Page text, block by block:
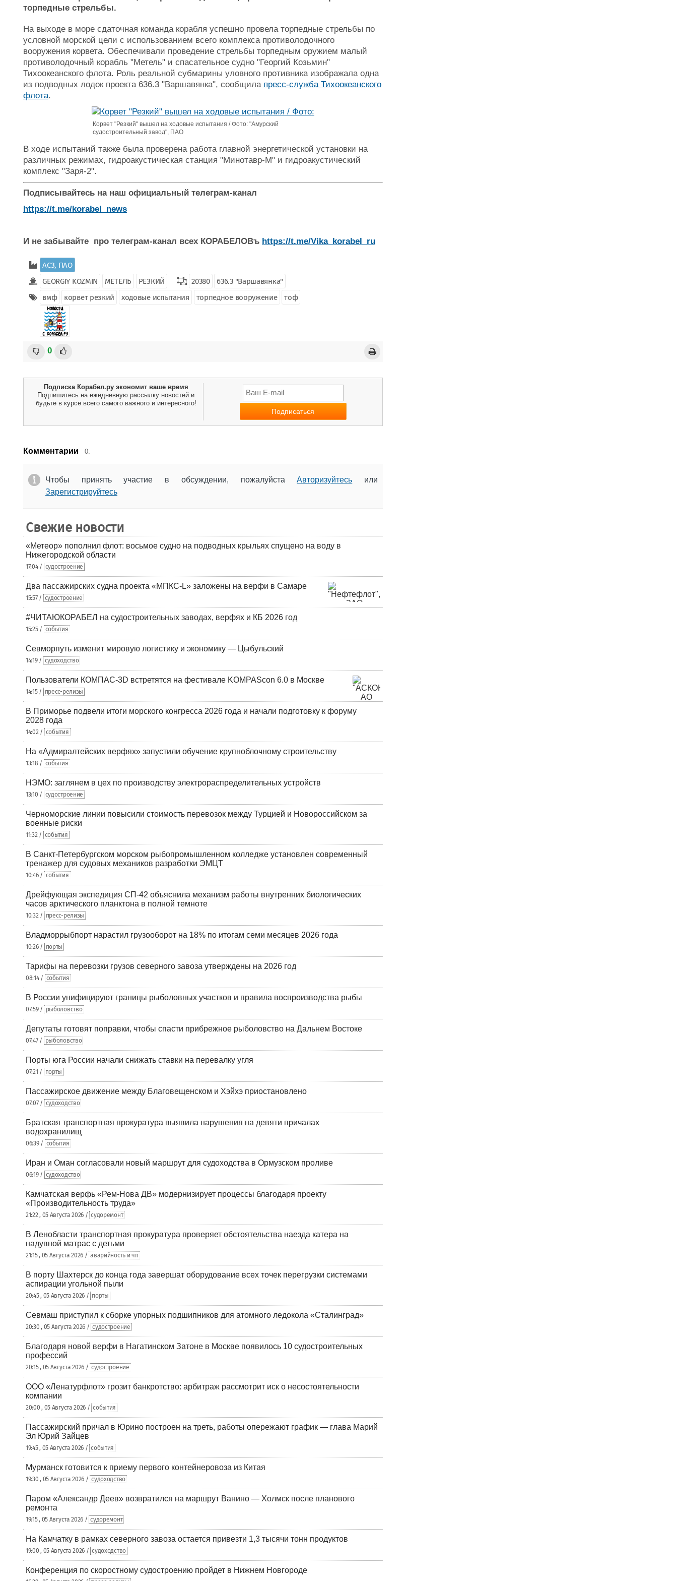
торпедные стрельбы.
На выходе в море сдаточная команда корабля успешно провела торпедные стрельбы по
условной морской цели с использованием всего комплекса противолодочного
вооружения корвета. Обеспечивали проведение стрельбы торпедным оружием малый
противолодочный корабль "Метель" и спасательное судно "Георгий Козьмин"
Тихоокеанского флота. Роль реальной субмарины уловного противника изображала одна
из подводных лодок проекта 636.3 "Варшавянка", сообщила пресс-служба Тихоокеанского
флота.
Корвет "Резкий" вышел на ходовые испытания / Фото: "Амурский
судостроительный завод", ПАО
В ходе испытаний также была проверена работа главной энергетической установки на
различных режимах, гидроакустическая станция "Минотавр-М" и гидроакустический
комплекс "Заря-2".
Подписывайтесь на наш официальный телеграм-канал
https://t.me/korabel_news
И не забывайте про телеграм-канал всех КОРАБЕЛОВъ https://t.me/Vika_korabel_ru
АСЗ, ПАО
GEORGIY KOZMIN
МЕТЕЛЬ РЕЗКИЙ 20380
636.3 "Варшавянка"
вмф
корвет резкий ходовые испытания торпедное вооружение тоф
0
Подписка Корабел.ру экономит ваше время
Подпишитесь на ежедневную рассылку новостей и
будьте в курсе всего самого важного и интересного!
Комментарии 0.
Чтобы принять участие в обсуждении, пожалуйстаАвторизуйтесь или
Зарегистрируйтесь
Свежие новости
«Метеор» пополнил флот: восьмое судно на подводных крыльях спущено на воду в
Нижегородской области
17:04 / судостроение
Два пассажирских судна проекта «МПКС-L» заложены на верфи в Самаре
15:57 / судостроение
#ЧИТАЮКОРАБЕЛ на судостроительных заводах, верфях и КБ 2026 год
15:25 / события
Севморпуть изменит мировую логистику и экономику — Цыбульский
14:19 / судоходство
Пользователи КОМПАС-3D встретятся на фестивале KOMPAScon 6.0 в Москве
14:15 / пресс-релизы
В Приморье подвели итоги морского конгресса 2026 года и начали подготовку к форуму
2028 года
14:02 / события
На «Адмиралтейских верфях» запустили обучение крупноблочному строительству
13:18 / события
НЭМО: заглянем в цех по производству электрораспределительных устройств
13:10 / судостроение
Черноморские линии повысили стоимость перевозок между Турцией и Новороссийском за
военные риски
11:32 / события
В Санкт-Петербургском морском рыбопромышленном колледже установлен современный
тренажер для судовых механиков разработки ЭМЦТ
10:46 / события
Дрейфующая экспедиция СП-42 объяснила механизм работы внутренних биологических
часов арктического планктона в полной темноте
10:32 / пресс-релизы
Владморрыбпорт нарастил грузооборот на 18% по итогам семи месяцев 2026 года
10:26 / порты
Тарифы на перевозки грузов северного завоза утверждены на 2026 год
08:14 / события
В России унифицируют границы рыболовных участков и правила воспроизводства рыбы
07:59 / рыболовство
Депутаты готовят поправки, чтобы спасти прибрежное рыболовство на Дальнем Востоке
07:47 / рыболовство
Порты юга России начали снижать ставки на перевалку угля
07:21 / порты
Пассажирское движение между Благовещенском и Хэйхэ приостановлено
07:07 / судоходство
Братская транспортная прокуратура выявила нарушения на девяти причалах
водохранилищ
06:39 / события
Иран и Оман согласовали новый маршрут для судоходства в Ормузском проливе
06:19 / судоходство
Камчатская верфь «Рем-Нова ДВ» модернизирует процессы благодаря проекту
«Производительность труда»
21:22 , 05 Августа 2026 / судоремонт
В Ленобласти транспортная прокуратура проверяет обстоятельства наезда катера на
надувной матрас с детьми
21:15 , 05 Августа 2026 / аварийность и чп
В порту Шахтерск до конца года завершат оборудование всех точек перегрузки системами
аспирации угольной пыли
20:45 , 05 Августа 2026 / порты
Севмаш приступил к сборке упорных подшипников для атомного ледокола «Сталинград»
20:30 , 05 Августа 2026 / судостроение
Благодаря новой верфи в Нагатинском Затоне в Москве появилось 10 судостроительных
профессий
20:15 , 05 Августа 2026 / судостроение
ООО «Ленатурфлот» грозит банкротство: арбитраж рассмотрит иск о несостоятельности
компании
20:00 , 05 Августа 2026 / события
Пассажирский причал в Юрино построен на треть, работы опережают график — глава Марий
Эл Юрий Зайцев
19:45 , 05 Августа 2026 / события
Мурманск готовится к приему первого контейнеровоза из Китая
19:30 , 05 Августа 2026 / судоходство
Паром «Александр Деев» возвратился на маршрут Ванино — Холмск после планового
ремонта
19:15 , 05 Августа 2026 / судоремонт
На Камчатку в рамках северного завоза остается привезти 1,3 тысячи тонн продуктов
19:00 , 05 Августа 2026 / судоходство
Конференция по скоростному судостроению пройдет в Нижнем Новгороде